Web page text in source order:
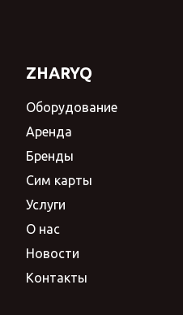
ZHARYQ
Оборудование
Аренда
Бренды
Сим карты
Услуги
О нас
Новости
Контакты